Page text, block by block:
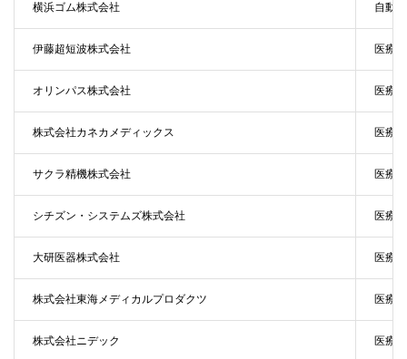
横浜ゴム株式会社 自動
伊藤超短波株式会社 医療
オリンパス株式会社 医療
株式会社カネカメディックス 医療
サクラ精機株式会社 医療
シチズン・システムズ株式会社 医療
大研医器株式会社 医療
株式会社東海メディカルプロダクツ 医療
株式会社ニデック 医療